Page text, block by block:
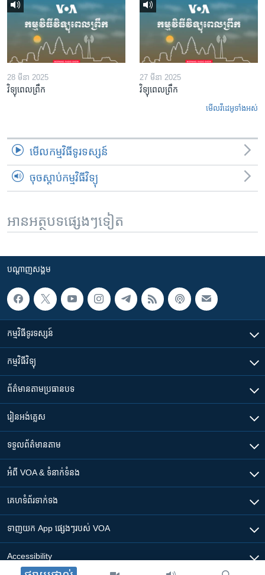
28 មីនា 2025
វិទ្យុពេលព្រឹក
27 មីនា 2025
វិទ្យុពេលព្រឹក
មើល​វីដេអូ​ទាំង​អស់
មើល​កម្មវិធី​ទូរទស្សន៍
ចុចស្តាប់កម្មវិធីវិទ្យុ
អានអត្ថបទផ្សេងៗទៀត
បណ្តាញ​សង្គម
កម្មវិធី​ទូរទស្សន៍
កម្មវិធី​វិទ្យុ
ព័ត៌មាន​តាមប្រធានបទ​
រៀន​​អង់គ្លេស
ទទួល​ព័ត៌មាន​តាម
អំពី​ VOA & ទំនាក់ទំនង
គេហទំព័រ​​ទាក់ទង
ទាញយក​ App ផ្សេងៗ​របស់​ VOA
Accessibility